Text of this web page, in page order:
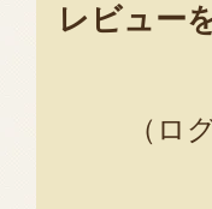
レビュー
（ロ